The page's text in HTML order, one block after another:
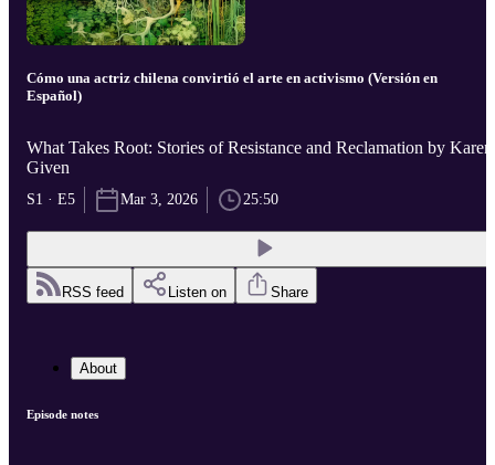
Cómo una actriz chilena convirtió el arte en activismo (Versión en
Español)
What Takes Root: Stories of Resistance and Reclamation by Karen
Given
S1 · E5 Mar 3, 2026 25:50
RSS feed Listen on Share
About
Episode notes